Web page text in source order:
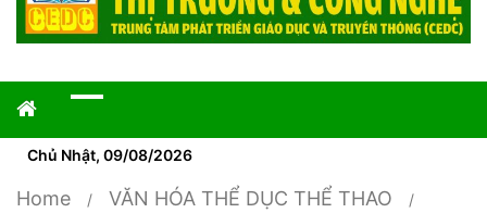
Chủ Nhật, 09/08/2026
Home
VĂN HÓA THỂ DỤC THỂ THAO